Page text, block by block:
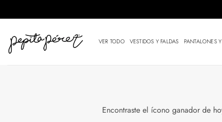
al
VER TODO VESTIDOS Y FALDAS PANTALONES
Encontraste el ícono ganador de